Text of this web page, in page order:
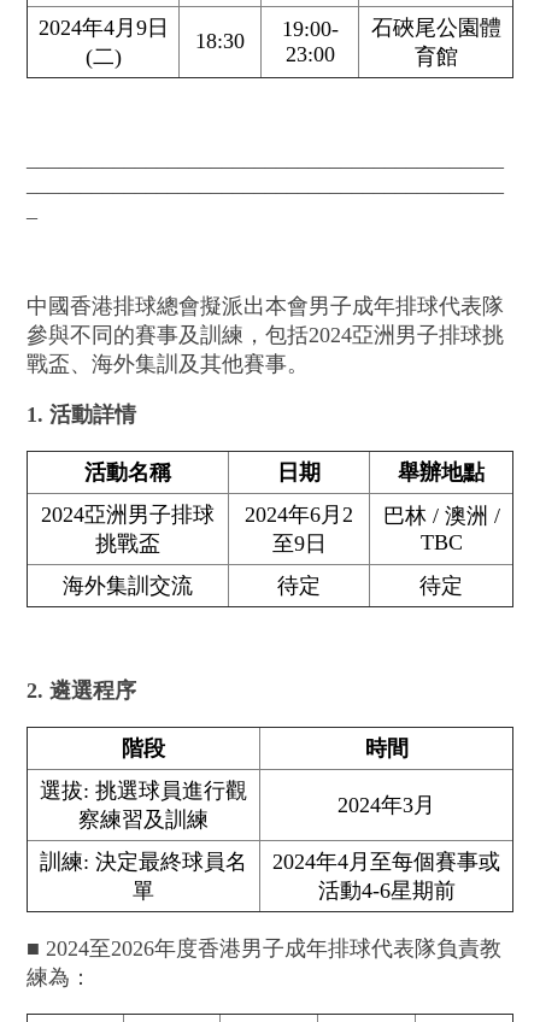
2024年4月9日
(二)
18:30
19:00-
23:00
石硤尾公園體
育館
中國香港排球總會擬派出本會男子成年排球代表隊
參與不同的賽事及訓練，包括2024亞洲男子排球挑
戰盃、海外集訓及其他賽事。
1. 活動詳情
活動名稱 日期
舉辦地點
2024亞洲男子排球
挑戰盃
2024年6月2
至9日
巴林 / 澳洲 /
TBC
海外集訓交流
待定 待定
2. 遴選程序
階段
時間
選拔: 挑選球員進行觀
察練習及訓練
2024年3月
訓練: 決定最終球員名
單
2024年4月至每個賽事或
活動4-6星期前
■ 2024至2026年度香港男子成年排球代表隊負責教
練為：